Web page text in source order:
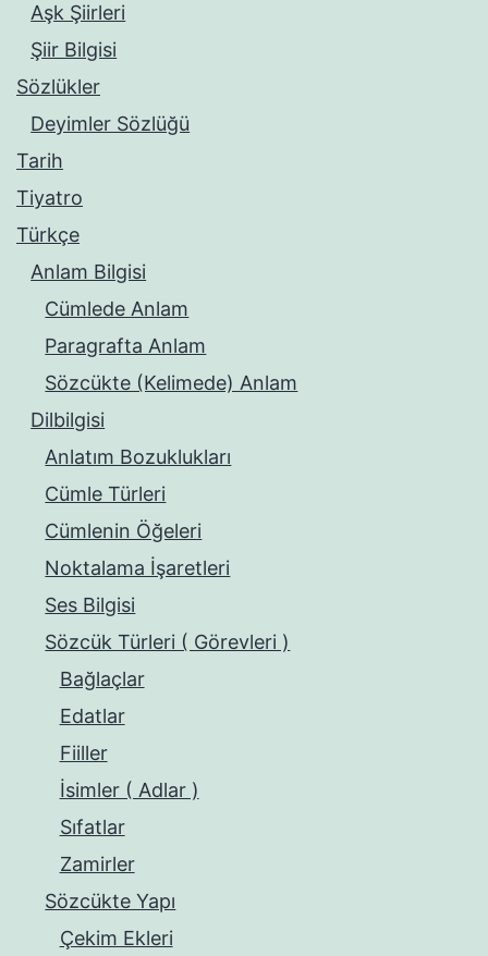
Aşk Şiirleri
Şiir Bilgisi
Sözlükler
Deyimler Sözlüğü
Tarih
Tiyatro
Türkçe
Anlam Bilgisi
Cümlede Anlam
Paragrafta Anlam
Sözcükte (Kelimede) Anlam
Dilbilgisi
Anlatım Bozuklukları
Cümle Türleri
Cümlenin Öğeleri
Noktalama İşaretleri
Ses Bilgisi
Sözcük Türleri ( Görevleri )
Bağlaçlar
Edatlar
Fiiller
İsimler ( Adlar )
Sıfatlar
Zamirler
Sözcükte Yapı
Çekim Ekleri